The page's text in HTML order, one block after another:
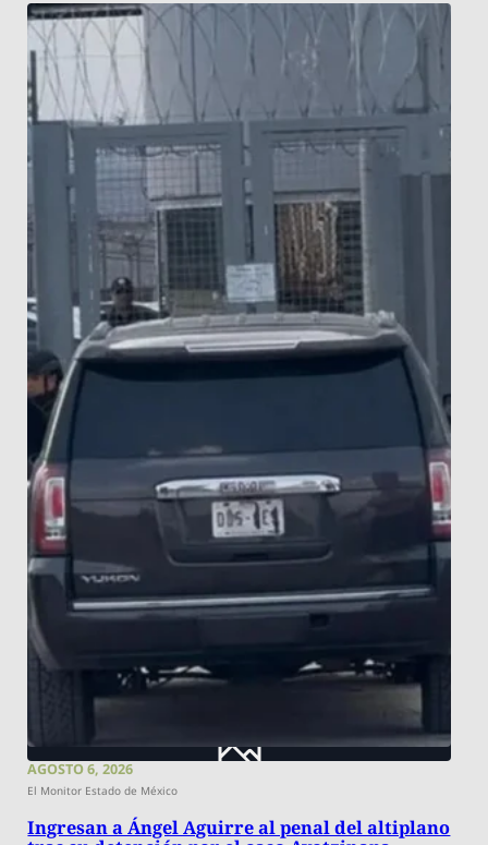
AGOSTO 6, 2026
El Monitor Estado de México
Ingresan a Ángel Aguirre al penal del altiplano